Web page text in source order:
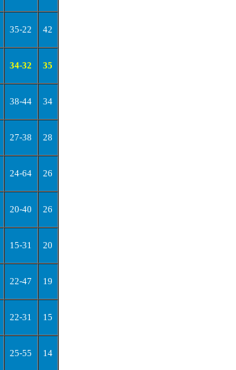
35-22 42
34-32 35
38-44 34
27-38 28
24-64 26
20-40 26
15-31 20
22-47 19
22-31 15
25-55 14